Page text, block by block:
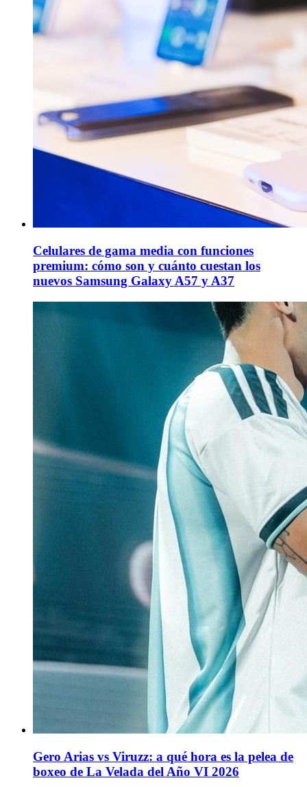
Celulares de gama media con funciones
premium: cómo son y cuánto cuestan los
nuevos Samsung Galaxy A57 y A37
Gero Arias vs Viruzz: a qué hora es la pelea de
boxeo de La Velada del Año VI 2026